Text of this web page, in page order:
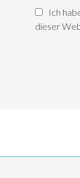
Ich
dieser